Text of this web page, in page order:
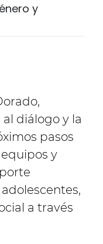
y
diálogo y la
pasos
y
a través